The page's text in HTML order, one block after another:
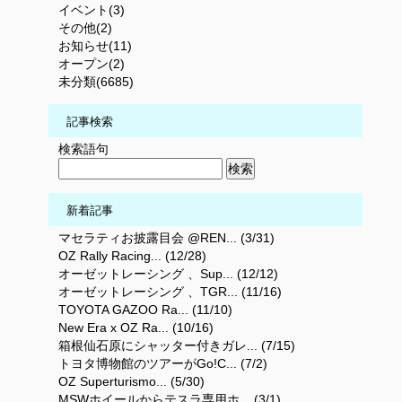
イベント(3)
その他(2)
お知らせ(11)
オープン(2)
未分類(6685)
記事検索
検索語句
新着記事
マセラティお披露目会 @REN... (3/31)
OZ Rally Racing... (12/28)
オーゼットレーシング 、Sup... (12/12)
オーゼットレーシング 、TGR... (11/16)
TOYOTA GAZOO Ra... (11/10)
New Era x OZ Ra... (10/16)
箱根仙石原にシャッター付きガレ... (7/15)
トヨタ博物館のツアーがGo!C... (7/2)
OZ Superturismo... (5/30)